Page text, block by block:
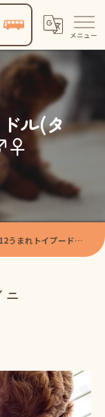
ル(タ
まれトイプードル(タイニー)RED♀♂♀
ニ